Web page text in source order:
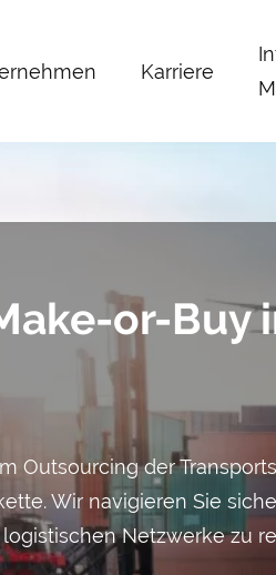
Karriere
or-Buy
Out­sourcing der
Wir navigieren Sie
Netz­werke zu